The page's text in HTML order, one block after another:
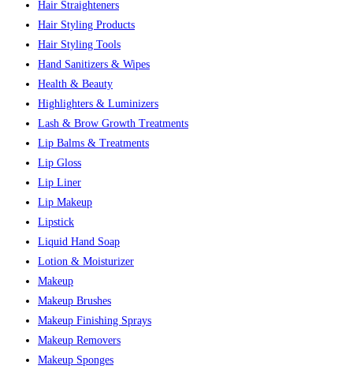
Hair Straighteners
Hair Styling Products
Hair Styling Tools
Hand Sanitizers & Wipes
Health & Beauty
Highlighters & Luminizers
Lash & Brow Growth Treatments
Lip Balms & Treatments
Lip Gloss
Lip Liner
Lip Makeup
Lipstick
Liquid Hand Soap
Lotion & Moisturizer
Makeup
Makeup Brushes
Makeup Finishing Sprays
Makeup Removers
Makeup Sponges